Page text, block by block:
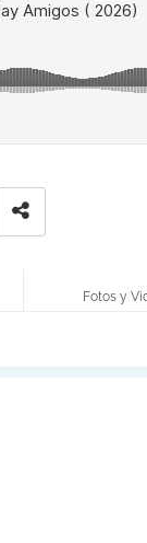
Fotos y